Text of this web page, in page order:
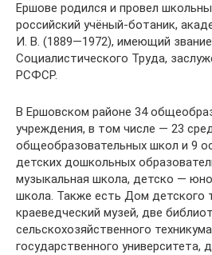
Ершове родился и провел
российский учёный-ботаник,
И. В. (1889—1972), имеющий
Социалистического Труда,
РСФСР.
В Ершовском районе 34
учреждения, в том числе — 23
общеобразовательных школ и 9
детских дошкольных
музыкальная школа, детско —
школа. Также есть Дом детского
краеведческий музей, две
сельскохозяйственного
государственного университета,